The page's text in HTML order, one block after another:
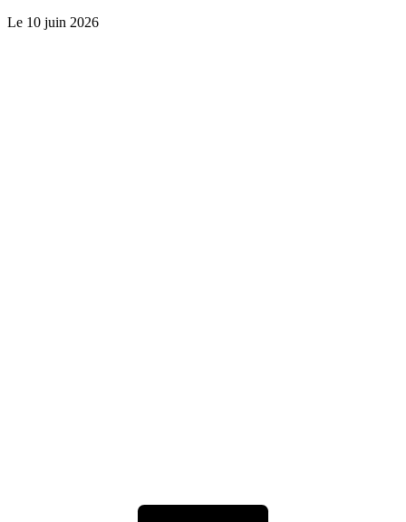
Le 10 juin 2026